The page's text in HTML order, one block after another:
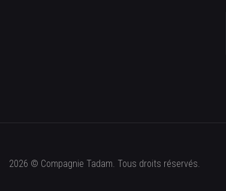
2026 © Compagnie Tadam. Tous droits réservés.